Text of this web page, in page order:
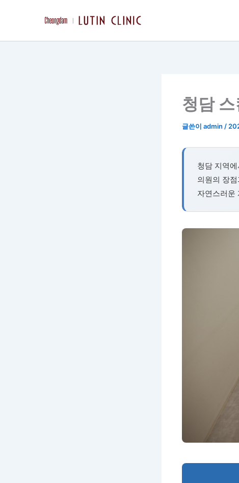
청담
글쓴이 admin /
청담 지역
의원의 장
자연스러운